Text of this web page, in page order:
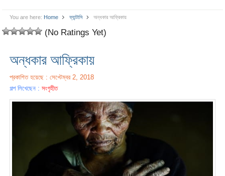
You are here: Home ফ্যান্টাসি অন্ধকার আফ্রিকায়
(No Ratings Yet)
অন্ধকার আফ্রিকায়
প্রকাশিত হয়েছে : সেপ্টেম্বর 2, 2018
গল্প লিখেছেন :সংগৃহীত